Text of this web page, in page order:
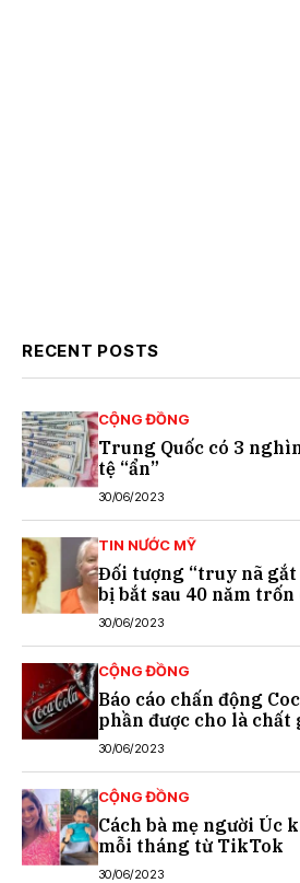
RECENT POSTS
CỘNG ĐỒNG
Trung Quốc có 3
tệ “ẩn”
30/06/2023
TIN NƯỚC MỸ
Đối tượng “truy nã gắt
bị bắt sau 40 năm trốn
30/06/2023
CỘNG ĐỒNG
Báo cáo chấn động
phần được cho là chất
30/06/2023
CỘNG ĐỒNG
Cách bà mẹ người Úc
mỗi tháng từ TikTok
30/06/2023